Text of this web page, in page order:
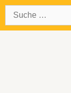
Springe
zum
Inhalt
nach: